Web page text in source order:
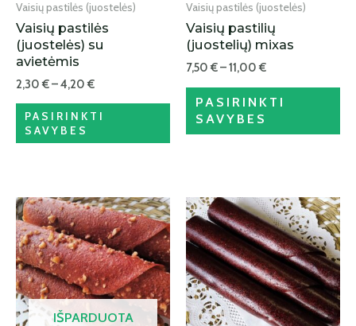
Vaisių pastilės (juostelės)
Vaisių pastilės
(juostelės) su
avietėmis
2,30€–4,20€
PASIRINKTI
SAVYBES
Vaisių pastilės (juostelės)
Vaisių pastilių
(juostelių) mixas
7,50€–11,00€
PASIRINKTI
SAVYBES
IŠPARDUOTA